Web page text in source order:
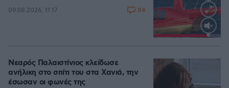
Loaded:
09.08.2026, 11:17 84
Νεαρός Παλαιστίνιος κλείδωσε
ανήλικη στο σπίτι του στα Χανιά, την
έσωσαν οι φωνές της